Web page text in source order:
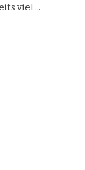
viel